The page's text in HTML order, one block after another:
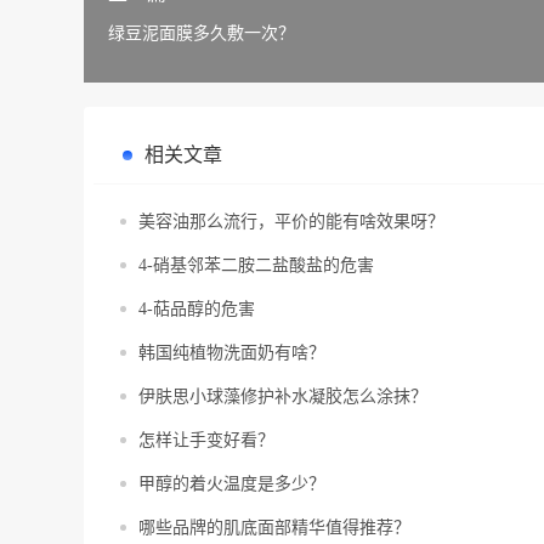
绿豆泥面膜多久敷一次？
相关文章
美容油那么流行，平价的能有啥效果呀？
4-硝基邻苯二胺二盐酸盐的危害
4-萜品醇的危害
韩国纯植物洗面奶有啥？
伊肤思小球藻修护补水凝胶怎么涂抹？
怎样让手变好看？
甲醇的着火温度是多少？
哪些品牌的肌底面部精华值得推荐？